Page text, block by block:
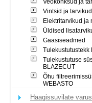
Veokonksud ja
Vintsid ja tarvikud
Elektritarvikud ja
Üldised
Gaasiseadmed
Tulekustutustekk
Tulekustutuse
BLAZECUT
Õhu
WEBASTO
Haagissuvilate